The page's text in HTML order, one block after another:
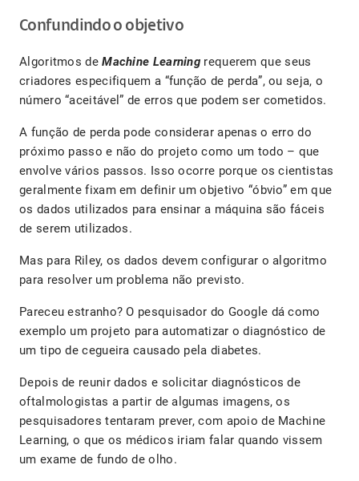
Confundindo o objetivo
Algoritmos deMachine Learning requerem que seus
criadores especifiquem a “função de perda”, ou seja, o
número “aceitável” de erros que podem ser cometidos.
A função de perda pode considerar apenas o erro do
próximo passo e não do projeto como um todo – que
envolve vários passos. Isso ocorre porque os cientistas
geralmente fixam em definir um objetivo “óbvio” em que
os dados utilizados para ensinar a máquina são fáceis
de serem utilizados.
Mas para Riley, os dados devem configurar o algoritmo
para resolver um problema não previsto.
Pareceu estranho? O pesquisador do Google dá como
exemplo um projeto para automatizar o diagnóstico de
um tipo de cegueira causado pela diabetes.
Depois de reunir dados e solicitar diagnósticos de
oftalmologistas a partir de algumas imagens, os
pesquisadores tentaram prever, com apoio de Machine
Learning, o que os médicos iriam falar quando vissem
um exame de fundo de olho.